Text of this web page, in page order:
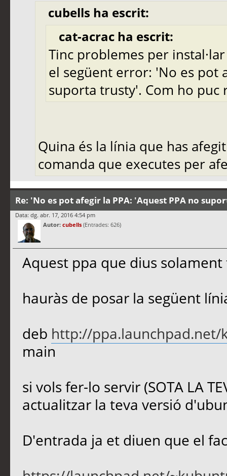
cubells ha escrit:
cat-acrac ha escrit:
Tinc problemes per
el següent error: 'No es pot
suporta trusty'. Com ho puc
Quina és la línia que has
comanda que executes per
Re: 'No es pot afegir la PPA: 'Aquest PPA no
Data: dg. abr. 17, 2016 4:54 pm
Autor: cubells (Entrades: 626)
Aquest ppa que dius
hauràs de posar la següent
deb http://
main
si vols fer-lo servir (SOTA LA
actualitzar la teva versió
D'entrada ja et diuen que el